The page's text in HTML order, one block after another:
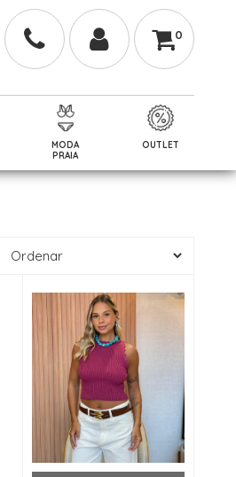
0
MODA
PRAIA
OUTLET